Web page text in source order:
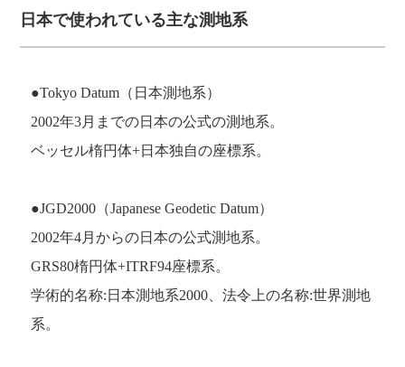
日本で使われている主な測地系
●Tokyo Datum（日本測地系）
2002年3月までの日本の公式の測地系。
ベッセル楕円体+日本独自の座標系。
●JGD2000（Japanese Geodetic Datum）
2002年4月からの日本の公式測地系。
GRS80楕円体+ITRF94座標系。
学術的名称:日本測地系2000、法令上の名称:世界測地
系。